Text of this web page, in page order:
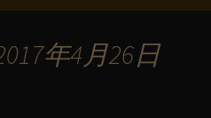
年4月26日